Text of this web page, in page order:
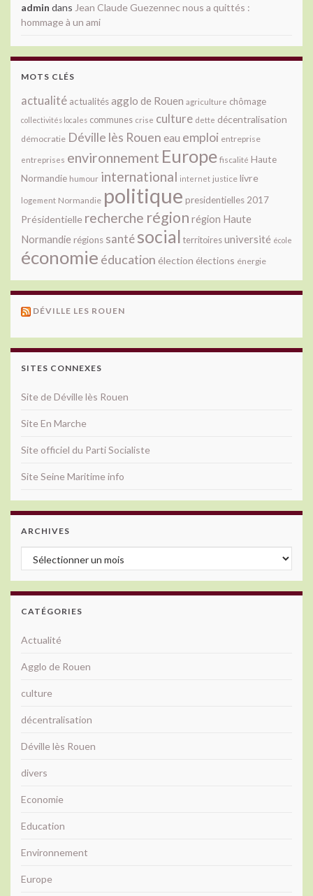
admin dans Jean Claude Guezennec nous a quittés :
hommage à un ami
MOTS CLÉS
actualité actualitésagglo de Rouen agriculture chômage
collectivités locales communes crise culture dette décentralisation
démocratie Déville lès Rouen eau emploi entreprise
entreprises environnement Europe fiscalité Haute
Normandie humour international internet justice livre
logement Normandie politique presidentielles 2017
Présidentielle recherche région région Haute
Normandie régions santésocial territoiresuniversité école
économie éducation élection élections énergie
DÉVILLE LES ROUEN
SITES CONNEXES
Site de Déville lès Rouen
Site En Marche
Site officiel du Parti Socialiste
Site Seine Maritime info
ARCHIVES
Archives
CATÉGORIES
Actualité
Agglo de Rouen
culture
décentralisation
Déville lès Rouen
divers
Economie
Education
Environnement
Europe